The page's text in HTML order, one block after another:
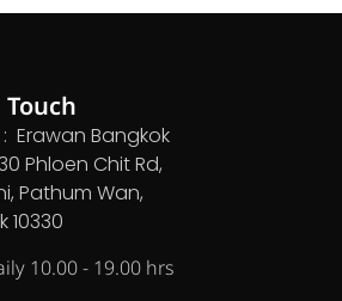
: Erawan Bangkok
Phloen Chit Rd,
Pathum Wan,
10330
10.00 - 19.00 hrs